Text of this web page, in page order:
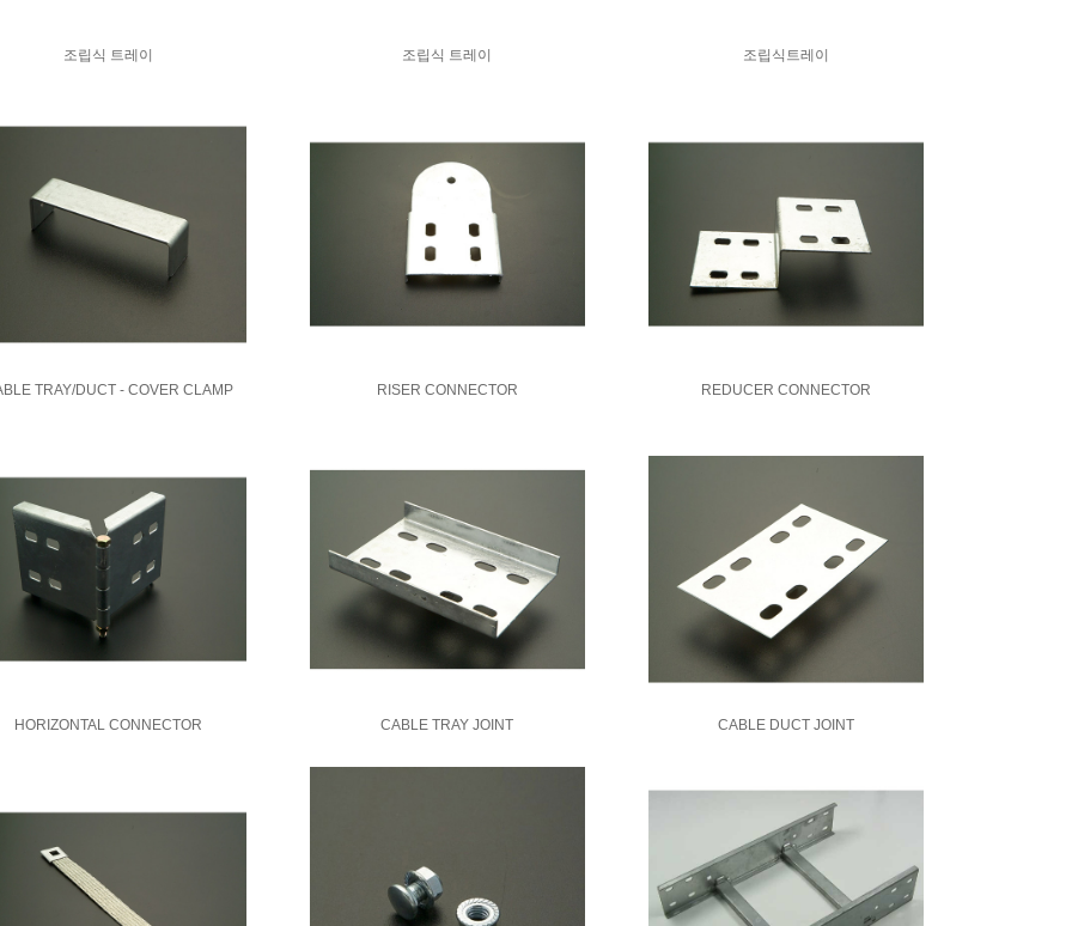
조립식 트레이 조립식 트레이 조립식트레이
TRAY/DUCT - COVER CLAMP RISER CONNECTOR REDUCER CONNECTOR
HORIZONTAL CONNECTOR CABLE TRAY JOINT CABLE DUCT JOINT